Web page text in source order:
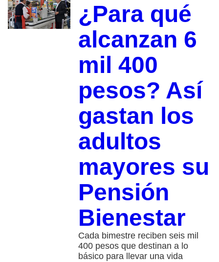
¿Para qué
alcanzan 6
mil 400
pesos? Así
gastan los
adultos
mayores su
Pensión
Bienestar
Cada bimestre reciben seis mil
400 pesos que destinan a lo
básico para llevar una vida